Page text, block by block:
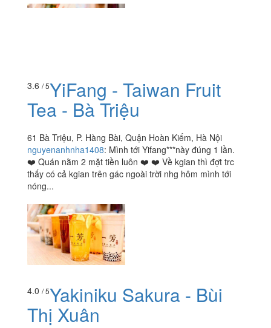
3.6 / 5YiFang - Taiwan Fruit
Tea - Bà Triệu
61 Bà Triệu, P. Hàng Bài, Quận Hoàn Kiếm, Hà Nội
nguyenanhnha1408: Mình tới Yifang***này đúng 1 lần.
❤️ Quán nằm 2 mặt tiền luôn ❤️ ❤️ Về kgian thì đợt trc
thấy có cả kgian trên gác ngoài trời nhg hôm mình tới
nóng...
4.0 / 5Yakiniku Sakura - Bùi
Thị Xuân